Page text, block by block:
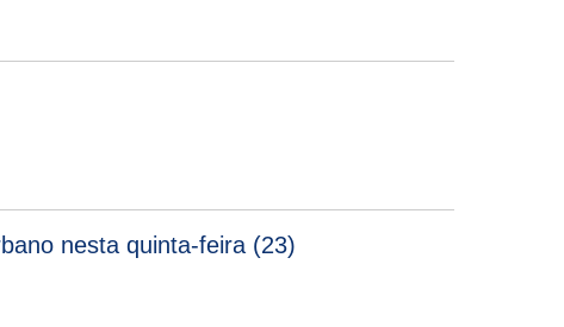
nesta quinta-feira (23)